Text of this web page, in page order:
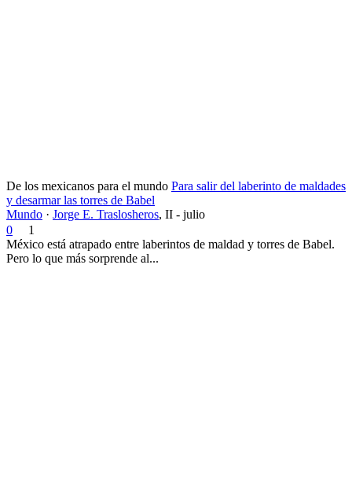
De los mexicanos para el mundo Para salir del laberinto de maldades
y desarmar las torres de Babel
Mundo · Jorge E. Traslosheros, II - julio
0
1
México está atrapado entre laberintos de maldad y torres de Babel.
Pero lo que más sorprende al...